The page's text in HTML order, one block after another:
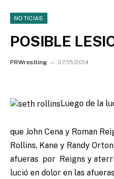
NOTICIAS
POSIBLE
PRWrestling 07/15/2014
Luego de la
que John Cena y Roman
Rollins, Kane y Randy
afueras por Reigns y
lució en dolor en las